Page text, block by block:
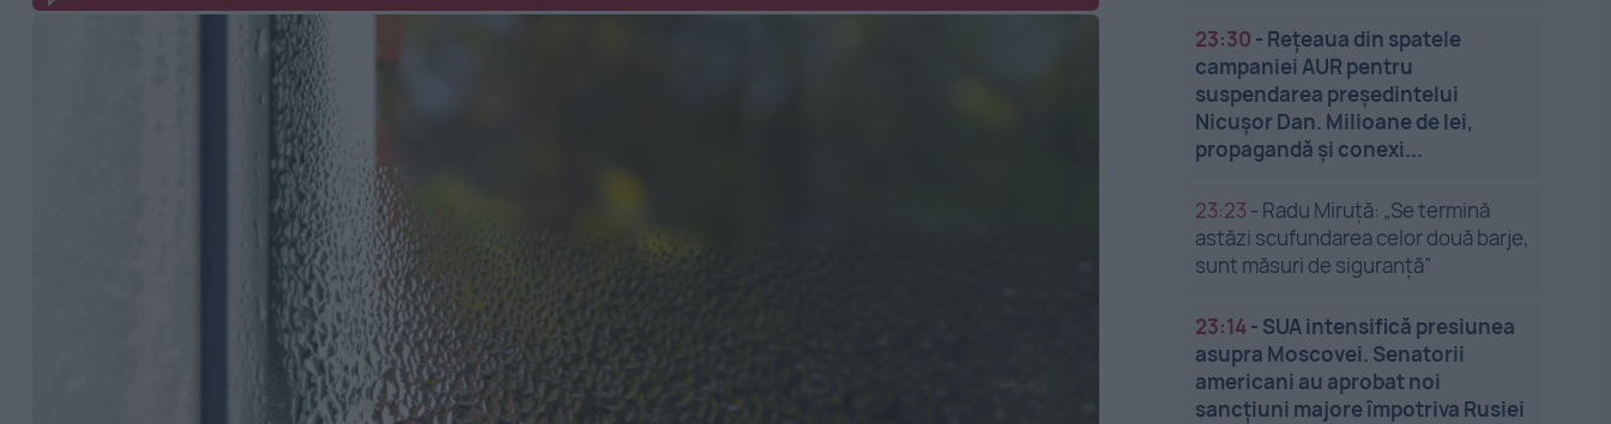
23:30 - Rețeaua din spatele
campaniei AUR pentru
suspendarea președintelui
Nicușor Dan. Milioane de lei,
propagandă și conexi...
23:23 - Radu Miruță: „Se termină
astăzi scufundarea celor două barje,
sunt măsuri de siguranţă”
23:14- SUA intensifică presiunea
asupra Moscovei. Senatorii
americani au aprobat noi
sancțiuni majore împotriva Rusiei